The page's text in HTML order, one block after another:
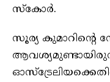
സ്കോർ.
സൂര്യ കുമാറിന്റെ